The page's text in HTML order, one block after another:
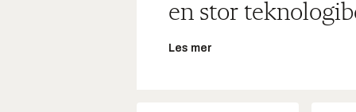
en stor
Les mer